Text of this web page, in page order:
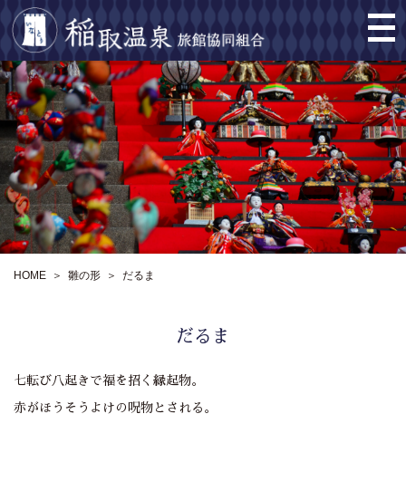
コ
ン
テ
ン
ツ
ス
キ
ッ
プ
ナ
ビ
ゲ
ー
シ
ン
に
移
動
HOME 雛の形 だるま
だるま
七転び八起きで福を招く縁起物。
赤がほうそうよけの呪物とされる。